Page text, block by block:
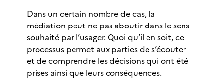
Dans un certain nombre de cas, la
médiation peut ne pas aboutir dans le sens
souhaité par l’usager. Quoi qu’il en soit, ce
processus permet aux parties de s’écouter
et de comprendre les décisions qui ont été
prises ainsi que leurs conséquences.